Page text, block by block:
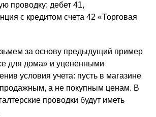
проводку: дебет 41,
с кредитом счета 42 «Торговая
за основу предыдущий пример
для дома» и уцененными
условия учета: пусть в магазине
продажным, а не покупным ценам. В
проводки будут иметь